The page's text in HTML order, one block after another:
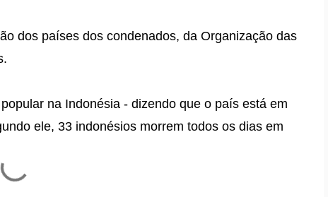
dos países dos condenados, da Organização das
na Indonésia - dizendo que o país está em
ele, 33 indonésios morrem todos os dias em